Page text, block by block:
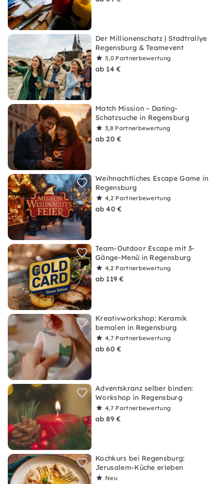
Der Millionenschatz | Stadtrallye
Regensburg & Teamevent
5,0 Partnerbewertung
ab 14 €
Match Mission – Dating-
Schatzsuche in Regensburg
3,8 Partnerbewertung
ab 20 €
Weihnachtliches Escape Game in
Regensburg
4,2 Partnerbewertung
ab 40 €
Team-Outdoor Escape mit 3-
Gänge-Menü in Regensburg
4,2 Partnerbewertung
ab 119 €
Kreativworkshop: Keramik
bemalen in Regensburg
4,7 Partnerbewertung
ab 60 €
Adventskranz selber binden:
Workshop in Regensburg
4,7 Partnerbewertung
ab 89 €
Kochkurs bei Regensburg:
Jerusalem-Küche erleben
Neu